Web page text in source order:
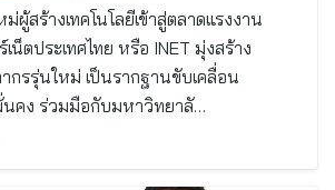
สร้างเทคโนโลยีเข้าสู่ตลาดแรงงาน
น็ตประเทศไทย หรือ INET มุ่งสร้าง
กรรุ่นใหม่ เป็นรากฐานขับเคลื่อน
นคง ร่วมมือกับมหาวิทยาลั…